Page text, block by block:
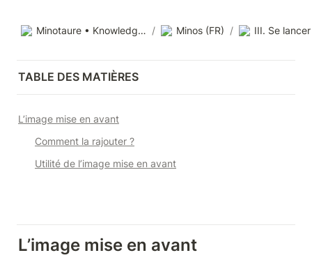
Minotaure • Knowledge base / Minos (FR) /
TABLE DES MATIÈRES
L’image mise en avant
Comment la rajouter ?
Utilité de l’image mise en avant
L’image mise en avant